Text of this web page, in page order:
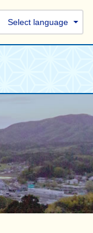
Select language
目的の情報を探